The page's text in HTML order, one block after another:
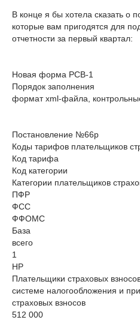
В конце я бы хотела сказать о
которые вам пригодятся для
отчетности за первый квартал:
Новая форма РСВ-1
Порядок заполнения
формат xml-файла,
Постановление №66р
Коды тарифов плательщиков
Код тарифа
Код категории
Категории плательщиков
ПФР
ФСС
ФФОМС
База
всего
1
НР
Плательщики страховых
системе налогообложения и
страховых взносов
512 000